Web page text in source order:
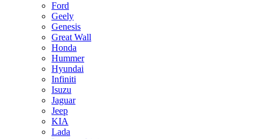
Ford
Geely
Genesis
Great Wall
Honda
Hummer
Hyundai
Infiniti
Isuzu
Jaguar
Jeep
KIA
Lada